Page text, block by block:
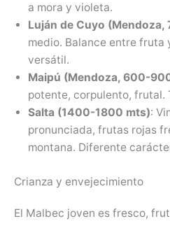
a mora y violeta.
Luján de Cuyo
medio. Balance entre fruta
versátil.
Maipú (Mendoza, 600-
potente, corpulento, frutal.
Salta (1400-1800 mts):
pronunciada, frutas rojas
montana. Diferente
Crianza y envejecimiento
El Malbec joven es fresco,